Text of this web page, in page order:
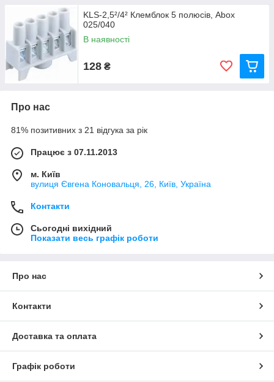
KLS-2,5²/4² Клемблок 5 полюсів, Abox
025/040
В наявності
128 ₴
Про нас
81% позитивних з 21 відгука за рік
Працює з 07.11.2013
м. Київ
вулиця Євгена Коновальця, 26, Київ, Україна
Контакти
Сьогодні вихідний
Показати весь графік роботи
Про нас
Контакти
Доставка та оплата
Графік роботи